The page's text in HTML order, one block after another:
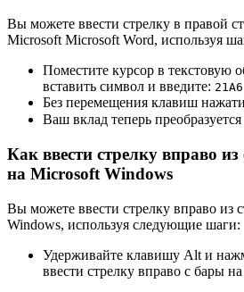
Вы можете ввести стрелку в правой
Microsoft Microsoft Word, используя
Поместите курсор в текстовую
вставить символ и введите: 21A6
Без перемещения клавиш
Ваш вклад теперь преобразуется
Как ввести стрелку вправо
на Microsoft Windows
Вы можете ввести стрелку вправо из
Windows, используя следующие шаги:
Удерживайте клавишу Alt и
ввести стрелку вправо с бары